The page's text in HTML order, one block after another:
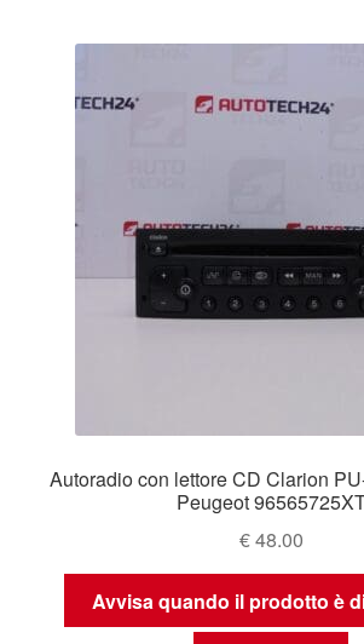
Autoradio con lettore CD Clarion
Peugeot
€48.00
Avvisa quando il prodotto è